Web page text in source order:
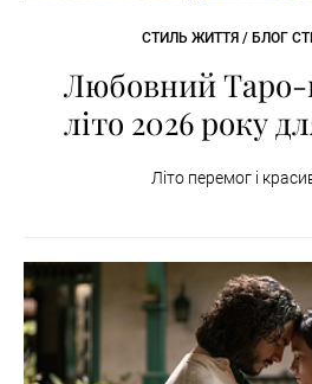
СТИЛЬ ЖИТТЯ / БЛОГ
Любовний Таро-
літо 2026 року
Літо перемог і